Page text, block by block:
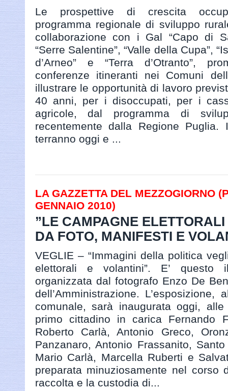
Le prospettive di crescita
programma regionale di sviluppo
collaborazione con i Gal “Capo di
“Serre Salentine”, “Valle della Cupa”,
d’Arneo” e “Terra d’Otranto”,
conferenze itineranti nei Comuni
illustrare le opportunità di lavoro
40 anni, per i disoccupati, per i
agricole, dal programma di
recentemente dalla Regione
terranno oggi e ...
LA GAZZETTA DEL MEZZOGIORNO
GENNAIO 2010)
”LE CAMPAGNE
DA FOTO, MANIFESTI E
VEGLIE – “Immagini della politica
elettorali e volantini”. E’
organizzata dal fotografo Enzo De
dell’Amministrazione. L’esposizione,
comunale, sarà inaugurata oggi,
primo cittadino in carica Fernando
Roberto Carlà, Antonio Greco,
Panzanaro, Antonio Frassanito,
Mario Carlà, Marcella Ruberti e
preparata minuziosamente nel corso
raccolta e la custodia di...